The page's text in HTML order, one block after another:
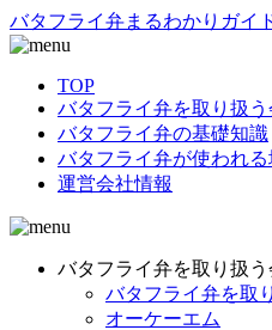
バタフライ弁まるわかりガイ
TOP
バタフライ弁を取り扱う
バタフライ弁の基礎知識
バタフライ弁が使われ
運営会社情報
バタフライ弁を取り扱う
バタフライ弁を取
オーケーエム